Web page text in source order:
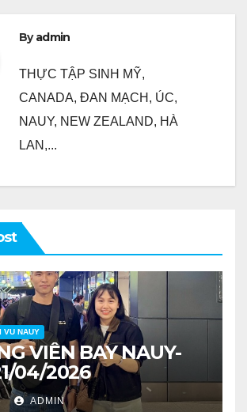
Byadmin
THỰC TẬP SINH MỸ,
CANADA, ĐAN MẠCH, ÚC,
NAUY, NEW ZEALAND, HÀ
LAN,...
VU NAUY
VIÊN BAY NAUY-
04/2026
ADMIN